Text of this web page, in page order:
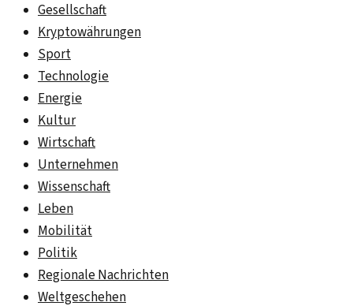
Gesellschaft
Kryptowährungen
Sport
Technologie
Energie
Kultur
Wirtschaft
Unternehmen
Wissenschaft
Leben
Mobilität
Politik
Regionale Nachrichten
Weltgeschehen